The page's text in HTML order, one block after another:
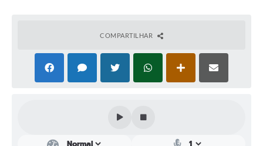
Legislação
COMPARTILHAR